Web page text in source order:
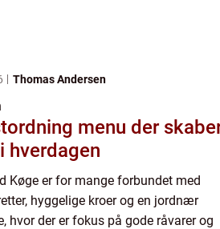
Thomas Andersen
menu der
hverdagen
Køge er for mange forbundet med
hyggelige kroer og en jordnær
hvor der er fokus på gode råvarer og